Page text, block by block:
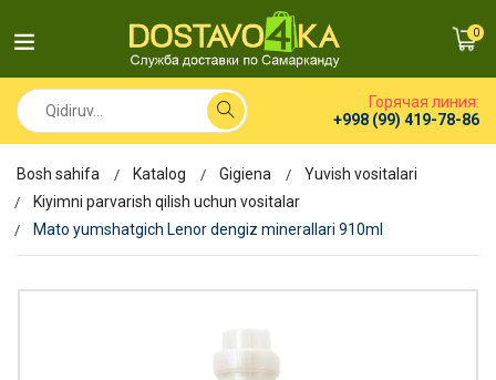
0
Горячая линия:
+998 (99) 419-78-86
Bosh sahifa Katalog Gigiena
Yuvish vositalari
Kiyimni parvarish qilish uchun vositalar
Mato yumshatgich Lenor dengiz minerallari 910ml